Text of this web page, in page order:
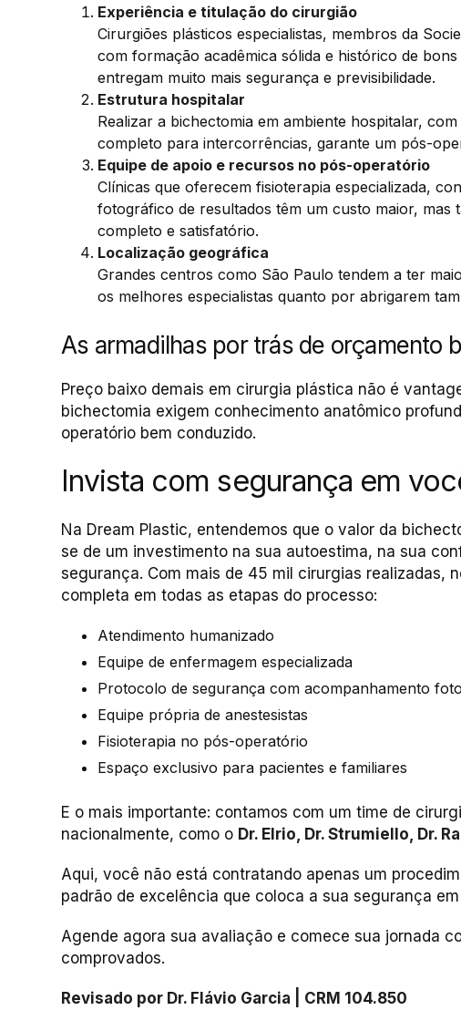
Experiência e titulação do cirurgião
Cirurgiões plásticos especialistas, membros da
com formação acadêmica sólida e histórico de
entregam muito mais segurança e previsibilidade.
Estrutura hospitalar
Realizar a bichectomia em ambiente hospitalar,
completo para intercorrências, garante um pós-
Equipe de apoio e recursos no pós-operatório
Clínicas que oferecem fisioterapia especializada,
fotográfico de resultados têm um custo maior, mas
completo e satisfatório.
Localização geográfica
Grandes centros como São Paulo tendem a ter
os melhores especialistas quanto por abrigarem
As armadilhas por trás de orçamento
Preço baixo demais em cirurgia plástica não é
bichectomia exigem conhecimento anatômico
operatório bem conduzido.
Invista com segurança em
Na Dream Plastic, entendemos que o valor da
se de um investimento na sua autoestima, na sua
segurança. Com mais de 45 mil cirurgias realizadas,
completa em todas as etapas do processo:
Atendimento humanizado
Equipe de enfermagem especializada
Protocolo de segurança com acompanhamento
Equipe própria de anestesistas
Fisioterapia no pós-operatório
Espaço exclusivo para pacientes e familiares
E o mais importante: contamos com um time de
nacionalmente, como o Dr. Elrio, Dr. Strumiello, Dr.
Aqui, você não está contratando apenas um
padrão de excelência que coloca a sua segurança
Agende agora sua avaliação e comece sua jornada
comprovados.
Revisado por Dr. Flávio Garcia | CRM 104.850